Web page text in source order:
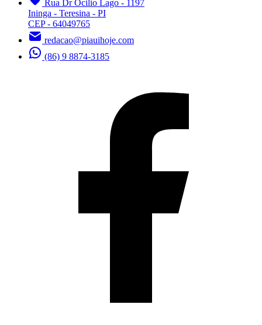
Rua Dr Ocilio Lago - 1197
Ininga - Teresina - PI
CEP - 64049765
redacao@piauihoje.com
(86) 9 8874-3185